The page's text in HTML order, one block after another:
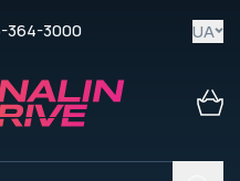
364-3000 UA